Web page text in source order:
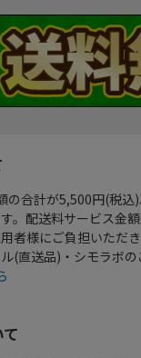
の合計が5,500円(税込
。配送料サービス金
者様にご負担いただき
(直送品)・シモラボの